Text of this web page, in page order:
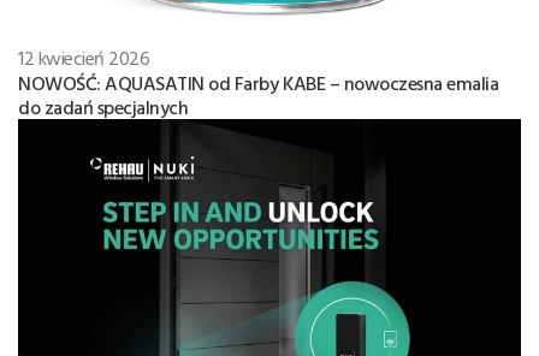
12 kwiecień 2026
NOWOŚĆ: AQUASATIN od Farby KABE – nowoczesna emalia
do zadań specjalnych